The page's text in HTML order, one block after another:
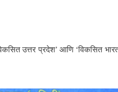
उत्तर प्रदेश’ आणि ‘विकसित